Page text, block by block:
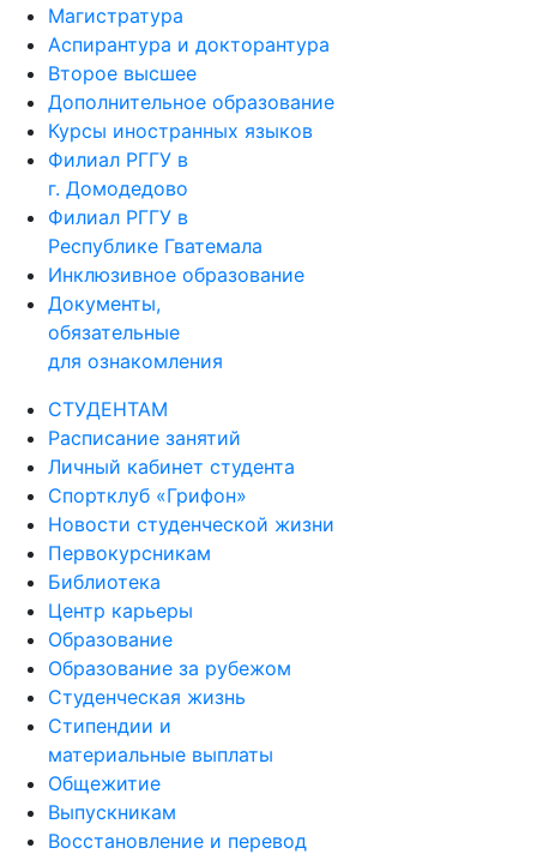
Магистратура
Аспирантура и докторантура
Второе высшее
Дополнительное образование
Курсы иностранных языков
Филиал РГГУ в
г. Домодедово
Филиал РГГУ в
Республике Гватемала
Инклюзивное образование
Документы,
обязательные
для ознакомления
СТУДЕНТАМ
Расписание занятий
Личный кабинет студента
Спортклуб «Грифон»
Новости студенческой жизни
Первокурсникам
Библиотека
Центр карьеры
Образование
Образование за рубежом
Студенческая жизнь
Стипендии и
материальные выплаты
Общежитие
Выпускникам
Восстановление и перевод